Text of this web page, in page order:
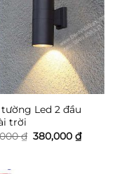
Led 2 đầu
trời
₫ Giá
gốc
380,000₫Giá
hiện